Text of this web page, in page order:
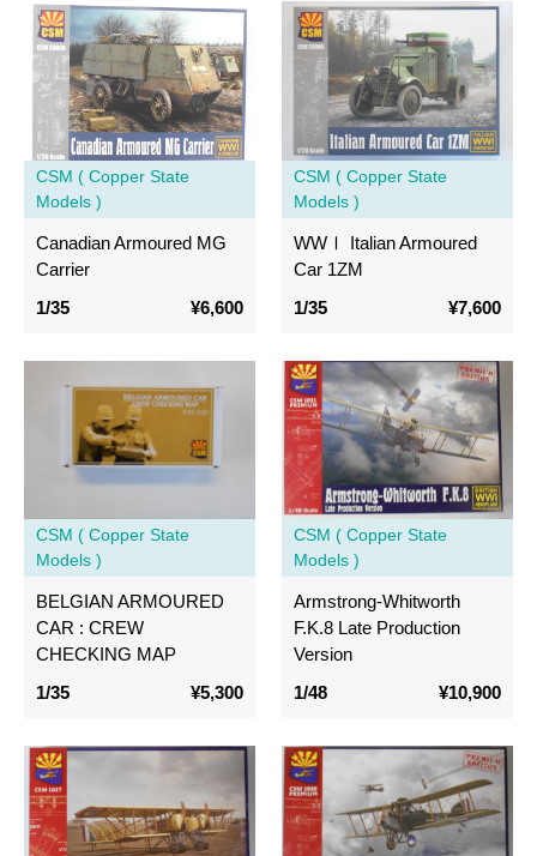
CSM ( Copper State
Models )
Canadian Armoured MG
Carrier
1/35
¥6,600
CSM ( Copper State
Models )
WWⅠ Italian Armoured
Car 1ZM
1/35
¥7,600
CSM ( Copper State
Models )
BELGIAN ARMOURED
CAR : CREW
CHECKING MAP
1/35
¥5,300
CSM ( Copper State
Models )
Armstrong-Whitworth
F.K.8 Late Production
Version
1/48
¥10,900